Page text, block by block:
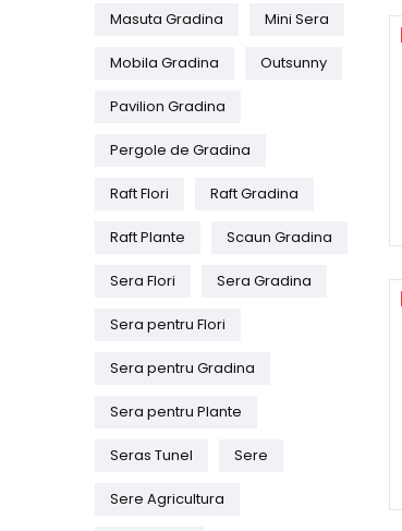
Masuta Gradina Mini Sera
Mobila Gradina Outsunny
Pavilion Gradina
Pergole de Gradina
Raft Flori Raft Gradina
Raft Plante Scaun Gradina
Sera Flori Sera Gradina
Sera pentru Flori
Sera pentru Gradina
Sera pentru Plante
Seras Tunel Sere
Sere Agricultura